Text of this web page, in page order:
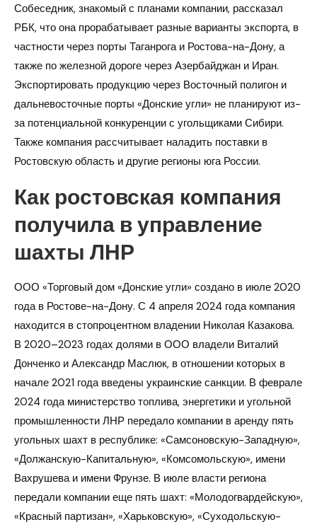
Собеседник, знакомый с планами компании, рассказал
РБК, что она прорабатывает разные варианты экспорта, в
частности через порты Таганрога и Ростова-на-Дону, а
также по железной дороге через Азербайджан и Иран.
Экспортировать продукцию через Восточный полигон и
дальневосточные порты «Донские угли» не планируют из-
за потенциальной конкуренции с угольщиками Сибири.
Также компания рассчитывает наладить поставки в
Ростовскую область и другие регионы юга России.
Как ростовская компания
получила в управление
шахты ЛНР
ООО «Торговый дом «Донские угли» создано в июле 2020
года в Ростове-на-Дону. С 4 апреля 2024 года компания
находится в стопроцентном владении Николая Казакова.
В 2020–2023 годах долями в ООО владели Виталий
Донченко и Александр Маслюк, в отношении которых в
начале 2021 года введены украинские санкции. В феврале
2024 года министерство топлива, энергетики и угольной
промышленности ЛНР передало компании в аренду пять
угольных шахт в республике: «Самсоновскую-Западную»,
«Должанскую-Капитальную», «Комсомольскую», имени
Вахрушева и имени Фрунзе. В июле власти региона
передали компании еще пять шахт: «Молодогвардейскую»,
«Красный партизан», «Харьковскую», «Суходольскую-